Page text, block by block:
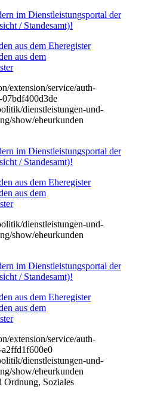
im Dienstleistungsportal der
/ Standesamt)!
aus dem Eheregister
aus dem
extension/service/auth-
dienstleistungen-und-
show/eheurkunden
im Dienstleistungsportal der
/ Standesamt)!
aus dem Eheregister
aus dem
dienstleistungen-und-
show/eheurkunden
im Dienstleistungsportal der
/ Standesamt)!
aus dem Eheregister
aus dem
extension/service/auth-
dienstleistungen-und-
show/eheurkunden
Ordnung, Soziales